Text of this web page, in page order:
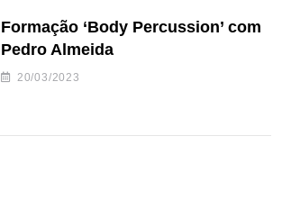
Formação ‘Body Percussion’ com
Pedro Almeida
20/03/2023